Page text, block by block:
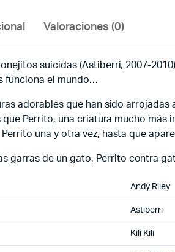
Valoraciones (0)
suicidas (Astiberri, 2007-
funciona el mundo…
adorables que han sido arrojadas
Perrito, una criatura mucho
una y otra vez, hasta que
garras de un gato, Perrito contra
Andy Riley
Astiberri
Kili Kili